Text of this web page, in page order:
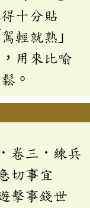
十分貼
輕就熟」
用來比喻
。
卷三．練兵
切事宜
擊事錢世